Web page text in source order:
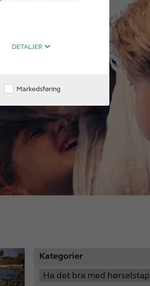
DETALJER
Markedsføring
Kategorier
Ha det bra med hørselstap